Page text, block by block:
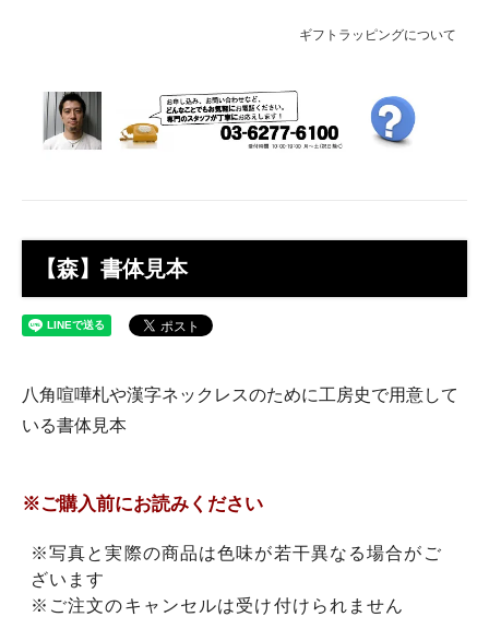
ギフトラッピングについて
【森】書体見本
八角喧嘩札や漢字ネックレスのために工房史で用意して
いる書体見本
※ご購入前にお読みください
※写真と実際の商品は色味が若干異なる場合がご
ざいます
※ご注文のキャンセルは受け付けられません